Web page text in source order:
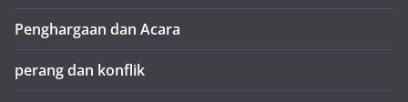
Penghargaan dan Acara
perang dan konflik